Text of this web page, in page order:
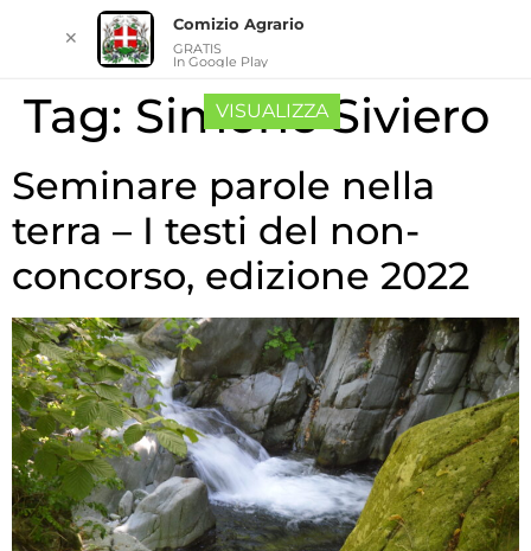
Tag: Simone Siviero
Seminare parole nella
terra – I testi del non-
concorso, edizione 2022
✕
Comizio Agrario
GRATIS
In Google Play
VISUALIZZA